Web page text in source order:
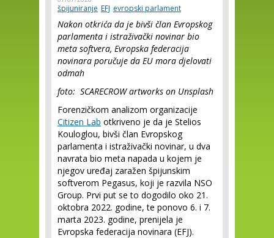
špijuniranje EFJ evropski parlament
Nakon otkrića da je bivši član Evropskog
parlamenta i istraživački novinar bio
meta softvera, Evropska federacija
novinara poručuje da EU mora djelovati
odmah
foto: SCARECROW artworks on Unsplash
Forenzičkom analizom organizacije
Citizen Lab otkriveno je da je Stelios
Kouloglou, bivši član Evropskog
parlamenta i istraživački novinar, u dva
navrata bio meta napada u kojem je
njegov uređaj zaražen špijunskim
softverom Pegasus, koji je razvila NSO
Group. Prvi put se to dogodilo oko 21.
oktobra 2022. godine, te ponovo 6. i 7.
marta 2023. godine, prenijela je
Evropska federacija novinara (EFJ).